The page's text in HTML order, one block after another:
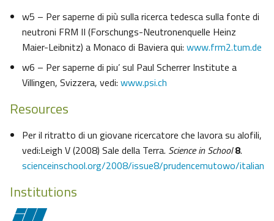
w5 – Per saperne di più sulla ricerca tedesca sulla fonte di
neutroni FRM II (Forschungs-Neutronenquelle Heinz
Maier-Leibnitz) a Monaco di Baviera qui: www.frm2.tum.de
w6 – Per saperne di piu’ sul Paul Scherrer Institute a
Villingen, Svizzera, vedi: www.psi.ch
Resources
Per il ritratto di un giovane ricercatore che lavora su alofili,
vedi:Leigh V (2008) Sale della Terra. Science in School 8.
scienceinschool.org/2008/issue8/prudencemutowo/italian
Institutions